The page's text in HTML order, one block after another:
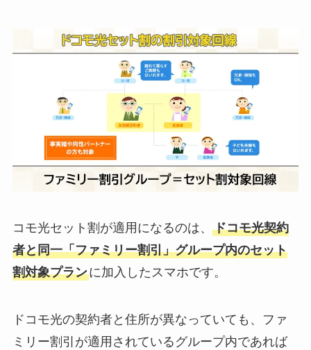
コモ光セット割が適用になるのは、 ドコモ光契約
者と同一「ファミリー割引」グループ内のセット
割対象プランに加入したスマホです。
ドコモ光の契約者と住所が異なっていても、ファ
ミリー割引が適用されているグループ内であれば